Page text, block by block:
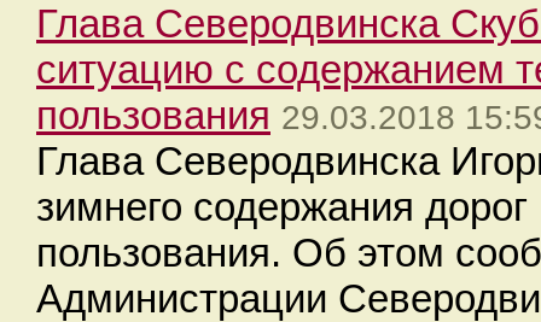
Глава Северодвинска
ситуацию с содержанием
пользования 29.03.2018
Глава Северодвинска
зимнего содержания
пользования. Об этом
Администрации